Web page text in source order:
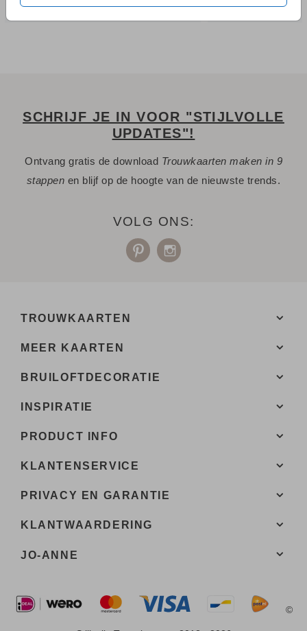
SCHRIJF JE IN VOOR "STIJLVOLLE
UPDATES"!
Ontvang gratis de download Trouwkaarten maken in 9
stappen en blijf op de hoogte van de nieuwste trends.
VOLG ONS:
TROUWKAARTEN
MEER KAARTEN
BRUILOFTDECORATIE
INSPIRATIE
PRODUCT INFO
KLANTENSERVICE
PRIVACY EN GARANTIE
KLANTWAARDERING
JO-ANNE
©